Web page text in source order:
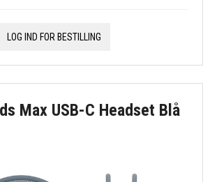
LOG IND FOR BESTILLING
Max USB-C Headset Blå